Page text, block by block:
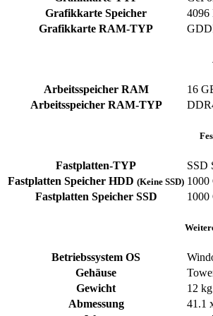
Grafikkarte Speicher
Grafikkarte RAM-TYP
Arbeitsspeicher RAM
‎16
Arbeitsspeicher RAM-TYP
Fastplatten-TYP
‎SSD
Fastplatten Speicher HDD (Keine SSD) 1000
Fastplatten Speicher SSD
1000
Betriebssystem OS
Gehäuse
Gewicht
‎12 kg
Abmessung
‎41.1